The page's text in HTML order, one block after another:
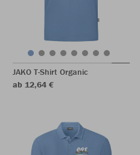
JAKO T-Shirt Organic
ab 12,64 €